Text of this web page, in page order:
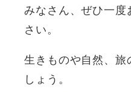
みなさん、ぜひ一
さい。
生きものや自然、旅
しょう。